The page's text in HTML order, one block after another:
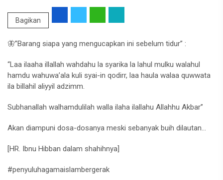
Bagikan
🦋”Barang siapa yang mengucapkan ini sebelum tidur” :
“Laa ilaaha illallah wahdahu la syarika la lahul mulku walahul
hamdu wahuwa’ala kuli syai-in qodirr, laa haula walaa quwwata
ila billahil aliyyil adzimm.
Subhanallah walhamdulilah walla ilaha ilallahu Allahhu Akbar”
Akan diampuni dosa-dosanya meski sebanyak buih dilautan…
[HR. Ibnu Hibban dalam shahihnya]
#penyuluhagamaislambergerak